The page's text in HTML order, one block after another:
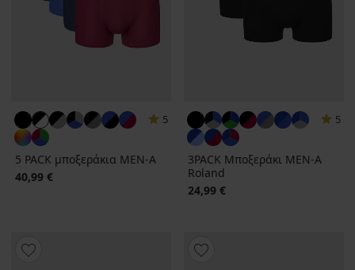
5
5 PACK μποξεράκια MEN-A
40,99 €
5
3PACK Μποξεράκι MEN-A
Roland
24,99 €